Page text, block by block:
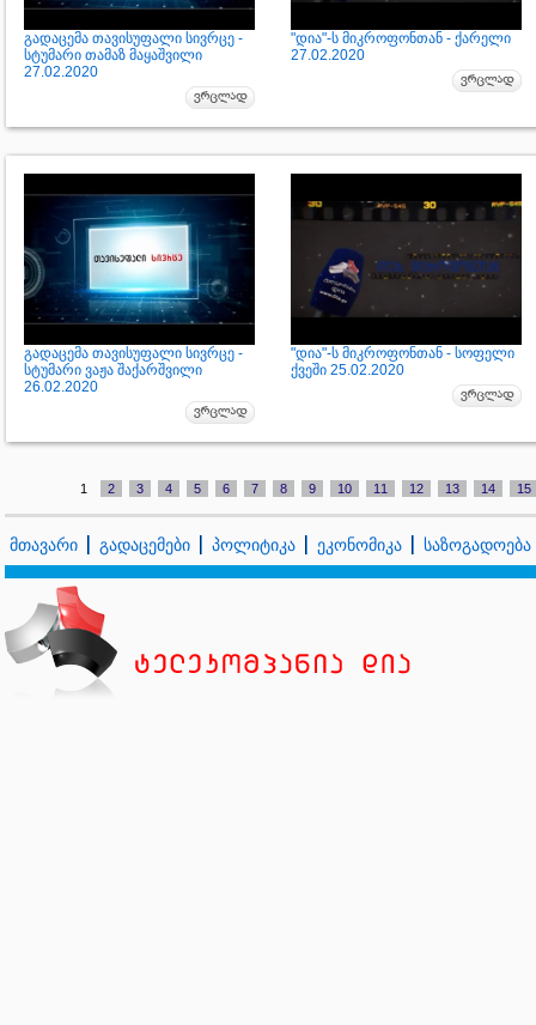
გადაცემა თავისუფალი სივრცე -
სტუმარი თამაზ მაყაშვილი
27.02.2020
"დია"-ს მიკროფონთან - ქარელი
27.02.2020
გადაცემა თავისუფალი სივრცე -
სტუმარი ვაჟა შაქარშვილი
26.02.2020
"დია"-ს მიკროფონთან - სოფელი
ქვეში 25.02.2020
1 2 3 4 5 6 7 8 9 10 11 12 13 14 15
მთავარი გადაცემები პოლიტიკა ეკონომიკა საზოგადოება